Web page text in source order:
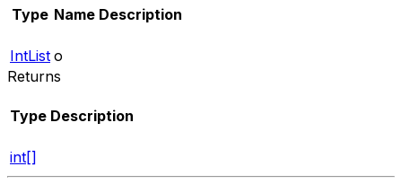
Type Name Description
IntList o
Returns
Type Description
int[]